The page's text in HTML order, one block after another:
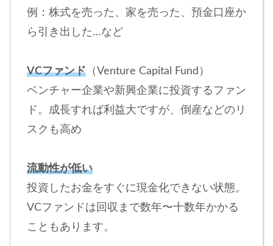
例：株式を売った、家を売った、預金口座か
ら引き出した…など
VCファンド （Venture Capital Fund）
ベンチャー企業や新興企業に投資するファン
ド。成長すれば利益大ですが、倒産などのリ
スクも高め
流動性が低い
投資したお金をすぐに現金化できない状態。
VCファンドは回収まで数年〜十数年かかる
こともあります。